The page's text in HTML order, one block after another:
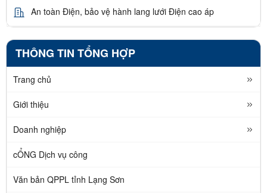
An toàn Điện, bảo vệ hành lang lưới Điện cao áp
THÔNG TIN TỔNG HỢP
Trang chủ
Giới thiệu
Doanh nghiệp
cỔNG Dịch vụ công
Văn bản QPPL tỉnh Lạng Sơn